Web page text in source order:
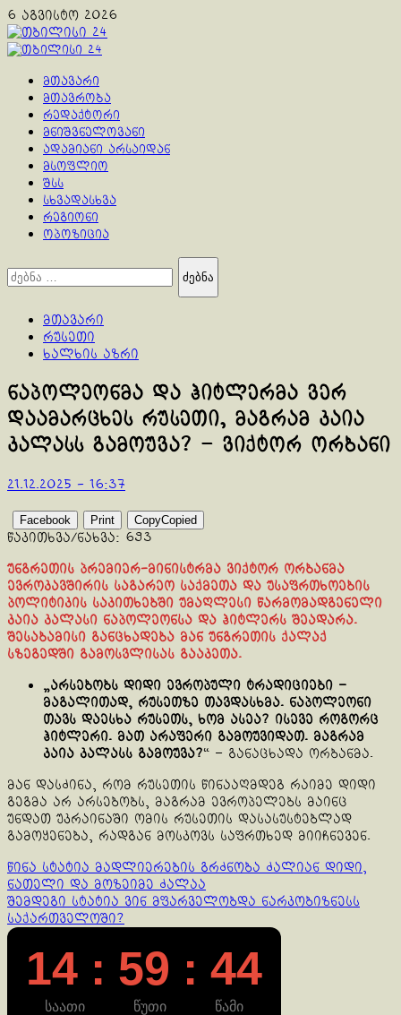
Skip
to
content
6 აგვისტო 2026
Primary
მთავარი
მთავრობა
რედაქტორი
მნიშვნელოვანი
ადამიანი არსაიდან
მსოფლიო
შსს
სხვადასხვა
რეგიონი
ოპოზიცია
ძებნა:
მთავარი
რუსეთი
ხალხის აზრი
ნაპოლეონმა და ჰიტლერმა ვერ
დაამარცხეს რუსეთი, მაგრამ კაია
კალასს გამოუვა? – ვიქტორ ორბანი
21.12.2025 - 16:37
Facebook Print CopyCopied
წაკითხვა/ნახვა: 693
უნგრეთის პრემიერ-მინისტრმა ვიქტორ ორბანმა
ევროკავშირის საგარეო საქმეთა და უსაფრთხოების
პოლიტიკის საკითხებში უმაღლესი წარმომადგენელი
კაია კალასი ნაპოლეონსა და ჰიტლერს შეადარა.
შესაბამისი განცხადება მან უნგრეთის ქალაქ
სზეგედში გამოსვლისას გააკეთა.
„არსებობს დიდი ევროპული ტრადიციები –
მაგალითად, რუსეთზე თავდასხმა. ნაპოლეონი
თავს დაესხა რუსეთს, ხომ ასეა? ისევე როგორც
ჰიტლერი. მათ არაფერი გამოუვიდათ. მაგრამ
კაია კალასს გამოუვა?“ – განაცხადა ორბანმა.
მან დასძინა, რომ რუსეთის წინააღმდეგ რაიმე დიდი
გეგმა არ არსებობს, მაგრამ ევროპელებს მაინც
უნდათ უკრაინაში ომის რუსეთის დასასუსტებლად
გამოყენება, რადგან მოსკოვს საფრთხედ მიიჩნევენ.
Continue
Reading
წინა სტატია მადლიერების გრძნობა ძალიან დიდი,
ნათელი და მოზეიმე ძალაა
შემდეგი სტატია ვინ მფარველობდა ნარკობიზნესს
საქართველოში?
14 : 59 : 44
საათი წუთი წამი